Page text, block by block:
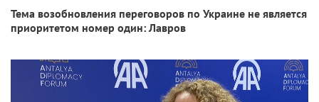
Тема возобновления переговоров по Украине не является
приоритетом номер один: Лавров